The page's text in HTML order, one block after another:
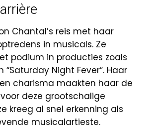
Chantal’s reis met haar
in musicals. Ze
podium in producties zoals
“Saturday Night Fever”. Haar
charisma maakten haar de
deze grootschalige
kreeg al snel erkenning als
musicalartieste.